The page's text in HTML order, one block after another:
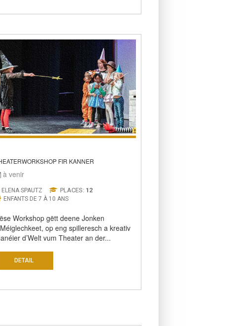
FIR KANNER
à venir
ELENA SPAUTZ PLACES: 12
ENFANTS DE 7 À 10 ANS
Workshop gëtt deene Jonken
op eng spilleresch a kreativ
d’Welt vum Theater an der...
DETAIL